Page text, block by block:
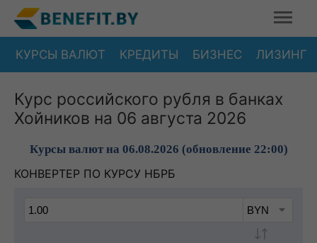
КУРСЫ ВАЛЮТ КРЕДИТЫ БИЗНЕС ЛИЗИНГ
Курс российского рубля в банках
Хойников на 06 августа 2026
Курсы валют на 06.08.2026 (обновление 22:00)
КОНВЕРТЕР ПО КУРСУ НБРБ